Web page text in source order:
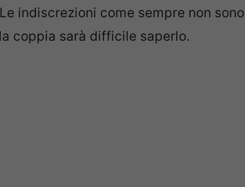
indiscrezioni come sempre non sono
coppia sarà difficile saperlo.